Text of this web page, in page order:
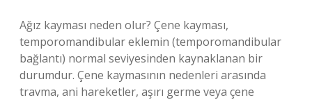
Ağız kayması neden olur? Çene kayması,
temporomandibular eklemin (temporomandibular
bağlantı) normal seviyesinden kaynaklanan bir
durumdur. Çene kaymasının nedenleri arasında
travma, ani hareketler, aşırı germe veya çene